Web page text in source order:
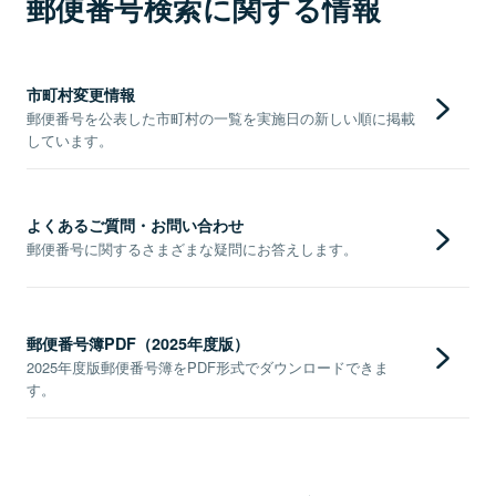
郵便番号検索に関する情報
市町村変更情報
郵便番号を公表した市町村の一覧を実施日の新しい順に掲載
しています。
よくあるご質問・お問い合わせ
郵便番号に関するさまざまな疑問にお答えします。
郵便番号簿PDF（2025年度版）
2025年度版郵便番号簿をPDF形式でダウンロードできま
す。